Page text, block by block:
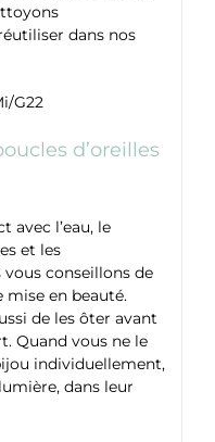
dans nos
G22
d’oreilles
avec l’eau, le
et les
conseillons de
en beauté.
de les ôter avant
Quand vous ne le
individuellement,
dans leur